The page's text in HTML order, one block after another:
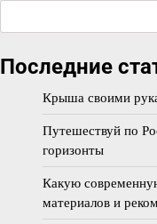
Последние
Крыша своими
Путешествуй по
горизонты
Какую
материалов и